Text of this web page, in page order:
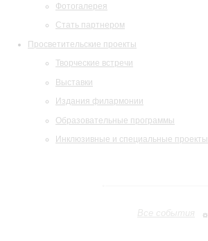
Фотогалерея
Стать партнером
Просветительские проекты
Творческие встречи
Выставки
Издания филармонии
Образовательные программы
Инклюзивные и специальные проекты
Все события